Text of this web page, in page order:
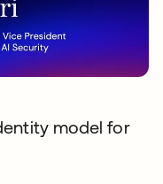
model for